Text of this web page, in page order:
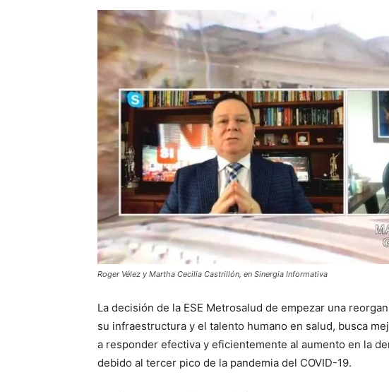
Roger Vélez y Martha Cecilia Castrillón, en Sinergia Informativa
La decisión de la ESE Metrosalud de empezar una
su infraestructura y el talento humano en salud, busca
a responder efectiva y eficientemente al aumento en la
debido al tercer pico de la pandemia del COVID-19.